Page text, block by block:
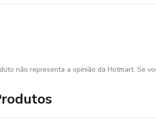
não representa a opinião da Hotmart. Se